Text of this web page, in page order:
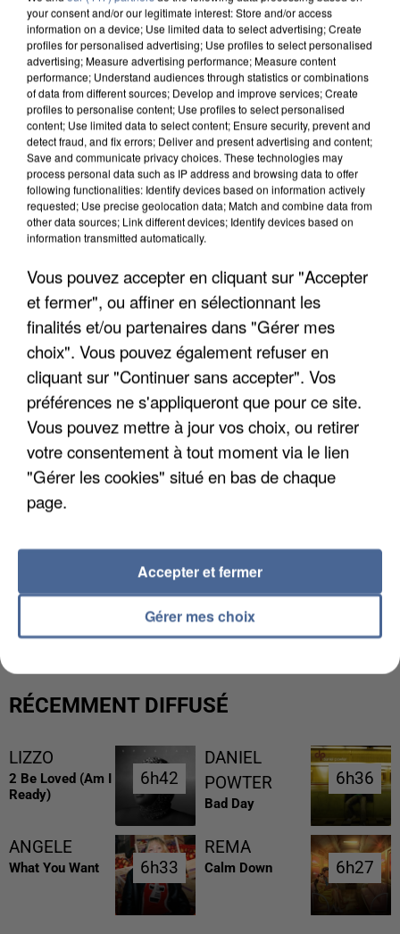
APRÈS TOUTES CES CANICULES, LES REFUGES
DE FAUNE SAUVAGE SONT...
L’UN DES FONDATEURS SUPPOSÉS DE LA DZ
MAFIA INTERPELLÉ EN ALGÉRIE
RÉCEMMENT DIFFUSÉ
LIZZO
2 Be Loved (am I
Ready)
6h42
6h42
DANIEL
POWTER
Bad Day
6h36
6h36
ANGELE
What You Want 6h33
6h33
REMA
Calm Down 6h27
6h27
your consent and/or our legitimate interest: Store and/or access
information on a device; Use limited data to select advertising; Create
profiles for personalised advertising; Use profiles to select personalised
advertising; Measure advertising performance; Measure content
performance; Understand audiences through statistics or combinations
of data from different sources; Develop and improve services; Create
profiles to personalise content; Use profiles to select personalised
content; Use limited data to select content; Ensure security, prevent and
detect fraud, and fix errors; Deliver and present advertising and content;
Save and communicate privacy choices. These technologies may
process personal data such as IP address and browsing data to offer
following functionalities: Identify devices based on information actively
requested; Use precise geolocation data; Match and combine data from
other data sources; Link different devices; Identify devices based on
information transmitted automatically.
Vous pouvez accepter en cliquant sur "Accepter
et fermer", ou affiner en sélectionnant les
finalités et/ou partenaires dans "Gérer mes
choix". Vous pouvez également refuser en
cliquant sur "Continuer sans accepter". Vos
préférences ne s'appliqueront que pour ce site.
Vous pouvez mettre à jour vos choix, ou retirer
votre consentement à tout moment via le lien
"Gérer les cookies" situé en bas de chaque
page.
Gérer mes choix
Accepter et fermer